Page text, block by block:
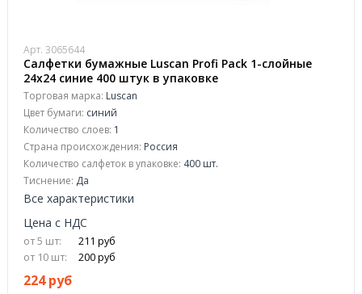
Арт. 3065644
Салфетки бумажные Luscan Profi Pack 1-слойные
24х24 синие 400 штук в упаковке
Торговая марка: Luscan
Цвет бумаги: синий
Количество слоев: 1
Страна происхождения: Россия
Количество салфеток в упаковке: 400 шт.
Тиснение: Да
Все характеристики
Цена с НДС
от 5 шт:
211 руб
от 10 шт:
200 руб
224 руб